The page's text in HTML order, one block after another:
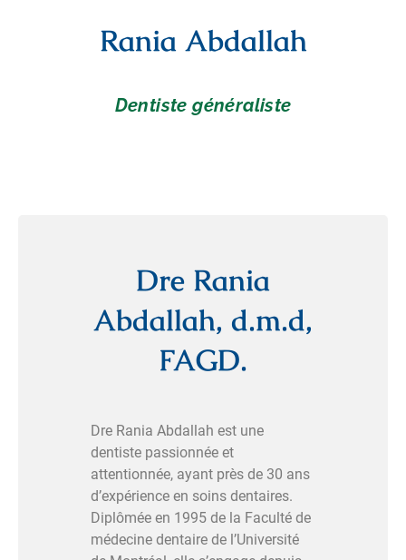
Rania Abdallah
Dentiste généraliste
Dre Rania
Abdallah, d.m.d,
FAGD.
Dre Rania Abdallah est une
dentiste passionnée et
attentionnée, ayant près de 30 ans
d’expérience en soins dentaires.
Diplômée en 1995 de la Faculté de
médecine dentaire de l’Université